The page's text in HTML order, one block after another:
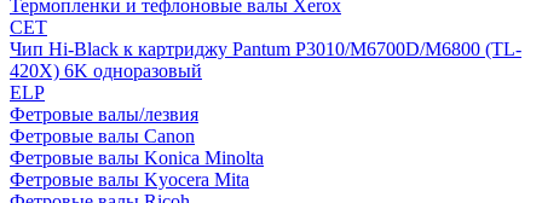
Термопленки и тефлоновые валы Xerox
CET
Чип Hi-Black к картриджу Pantum P3010/M6700D/M6800 (TL-
420X) 6K одноразовый
ELP
Фетровые валы/лезвия
Фетровые валы Canon
Фетровые валы Konica Minolta
Фетровые валы Kyocera Mita